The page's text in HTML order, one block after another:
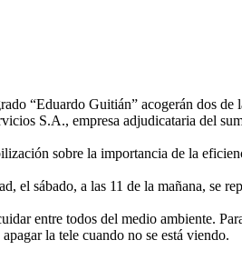
“Eduardo Guitián” acogerán dos de
S.A., empresa adjudicataria del
sobre la importancia de la
sábado, a las 11 de la mañana, se
entre todos del medio ambiente.
la tele cuando no se está viendo.